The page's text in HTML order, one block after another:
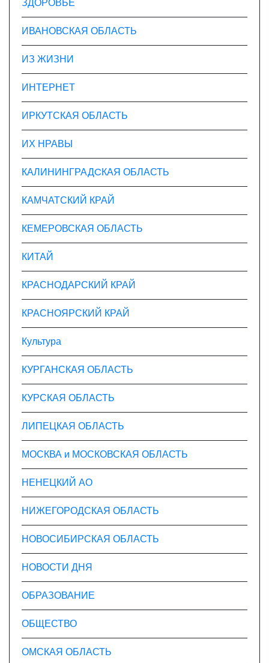
ИВАНОВСКАЯ ОБЛАСТЬ
ИЗ ЖИЗНИ
ИНТЕРНЕТ
ИРКУТСКАЯ ОБЛАСТЬ
ИХ НРАВЫ
КАЛИНИНГРАДCКАЯ ОБЛАСТЬ
КАМЧАТСКИЙ КРАЙ
КЕМЕРОВСКАЯ ОБЛАСТЬ
КИТАЙ
КРАСНОДАРСКИЙ КРАЙ
КРАСНОЯРСКИЙ КРАЙ
Культура
КУРГАНСКАЯ ОБЛАСТЬ
КУРСКАЯ ОБЛАСТЬ
ЛИПЕЦКАЯ ОБЛАСТЬ
МОСКВА и МОСКОВСКАЯ ОБЛАСТЬ
НЕНЕЦКИЙ АО
НИЖЕГОРОДСКАЯ ОБЛАСТЬ
НОВОСИБИРСКАЯ ОБЛАСТЬ
НОВОСТИ ДНЯ
ОБРАЗОВАНИЕ
ОБЩЕСТВО
ОМСКАЯ ОБЛАСТЬ